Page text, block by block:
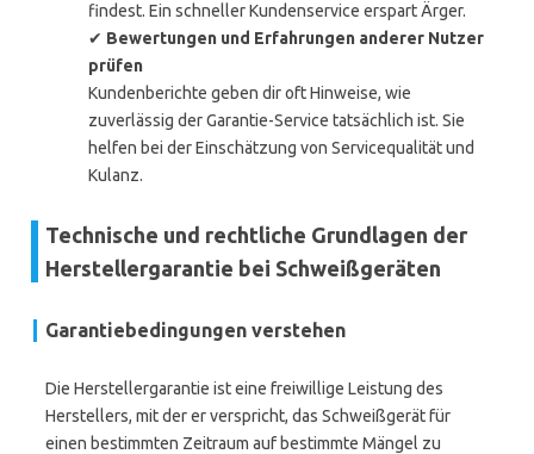
findest. Ein schneller Kundenservice erspart Ärger.
✔ Bewertungen und Erfahrungen anderer Nutzer
prüfen
Kundenberichte geben dir oft Hinweise, wie
zuverlässig der Garantie-Service tatsächlich ist. Sie
helfen bei der Einschätzung von Servicequalität und
Kulanz.
Technische und rechtliche Grundlagen der
Herstellergarantie bei Schweißgeräten
Garantiebedingungen verstehen
Die Herstellergarantie ist eine freiwillige Leistung des
Herstellers, mit der er verspricht, das Schweißgerät für
einen bestimmten Zeitraum auf bestimmte Mängel zu